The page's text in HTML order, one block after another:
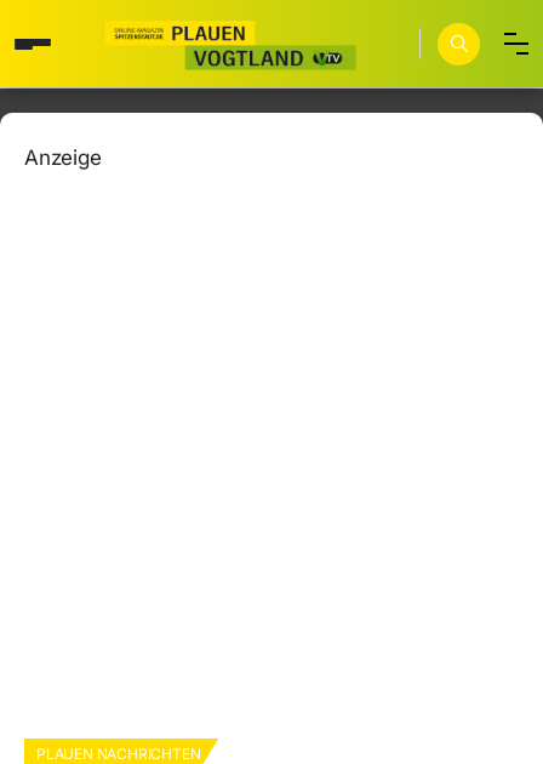
Anzeige
PLAUEN NACHRICHTEN